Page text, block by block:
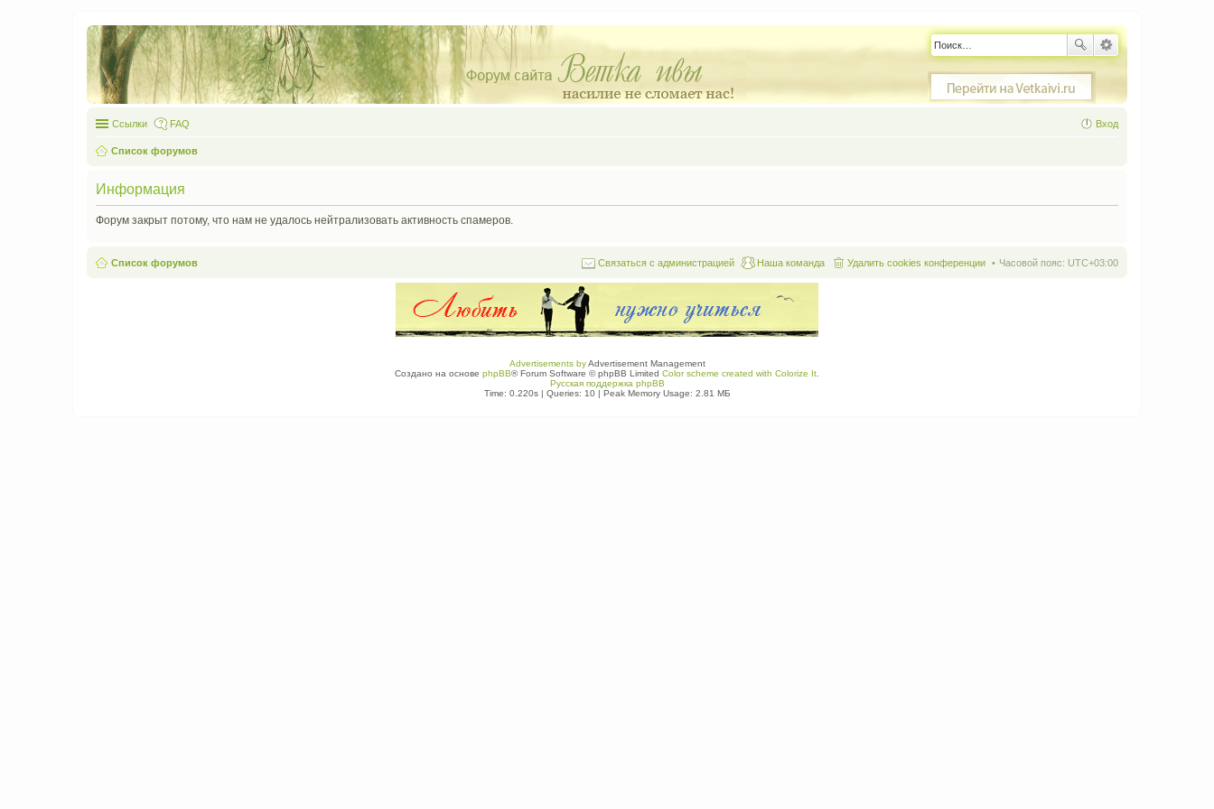
Ссылки FAQ Вход
Список форумов
Информация
Форум закрыт потому, что нам не удалось нейтрализовать активность спамеров.
Список форумов Часовой пояс: UTC+03:00
Удалить cookies конференции
Наша команда
Связаться с администрацией
Advertisements byAdvertisement Management
Создано на основе phpBB® Forum Software © phpBB Limited Color scheme created with Colorize It
Русская поддержка phpBB
Time: 0.220s| Queries: 10| Peak Memory Usage: 2.81 МБ